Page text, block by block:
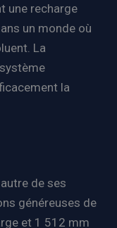
une recharge
un monde où
La
la
de ses
généreuses de
et 1 512 mm